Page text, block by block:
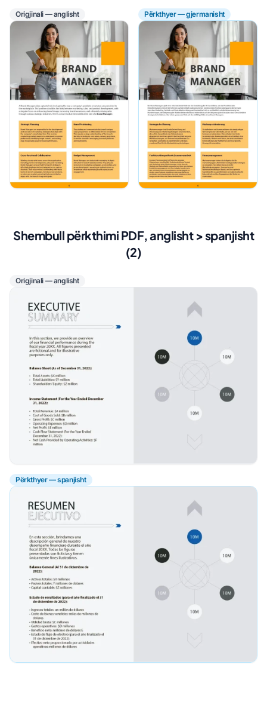
Origjinali — anglisht Përkthyer — gjermanisht
Shembull përkthimi PDF, anglisht > spanjisht
(2)
Origjinali — anglisht
Përkthyer — spanjisht